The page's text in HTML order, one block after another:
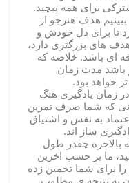
برای همه پیچید.
هدف هنرجو از
تا برای دل خودش و
های بزرگتری دارد،
ای باشد. خلاصه که
باشد مدت زمان
خواهد بود.
زمان یادگیری هنگ
که شما صرف تمرین
به نفس و اشتیاق
ساز اند.
بالاخره چقدر طول
ما بر حسب اخرین
برای شما تخمین زده